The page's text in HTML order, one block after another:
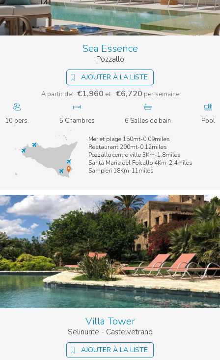
AJOUTER À LA LISTE
Sea Essence
Pozzallo
A partir de: €1,960 et: €6,720 per semaine
10 pers. 5 Chambres 6 Salles de bain Pool
Mer et plage 150mt-0,09miles
Restaurant 200mt-0,12miles
Pozzallo centre ville 3Km-1,8miles
Santa Maria del Foicallo 4Km-2,4miles
Sampieri 18Km-11miles
AJOUTER À LA LISTE
Villa Tower
Selinunte - Castelvetrano